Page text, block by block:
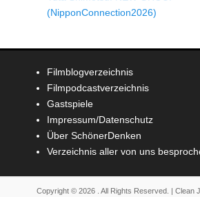
(NipponConnection2026)
Filmblogverzeichnis
Filmpodcastverzeichnis
Gastspiele
Impressum/Datenschutz
Über SchönerDenken
Verzeichnis aller von uns
Copyright © 2026 . All Rights Reserved. | Clean